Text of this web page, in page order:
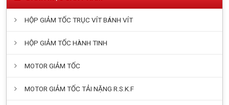
HỘP GIẢM TỐC TRỤC VÍT BÁNH VÍT
HỘP GIẢM TỐC HÀNH TINH
MOTOR GIẢM TỐC
MOTOR GIẢM TỐC TẢI NẶNG R.S.K.F